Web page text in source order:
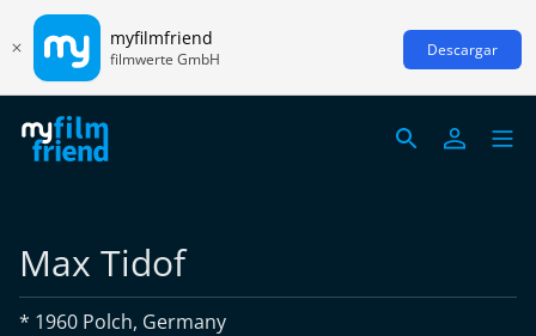
myfilmfriend
filmwerte GmbH Descargar
Max Tidof
* 1960 Polch, Germany